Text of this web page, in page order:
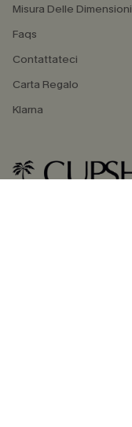
Misura Delle Dimensioni
Faqs
Contattateci
Carta Regalo
Klarna